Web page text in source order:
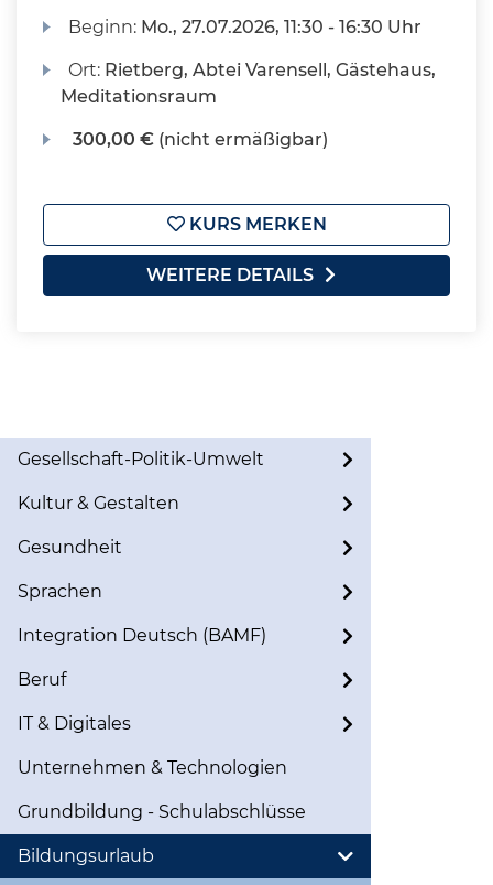
Beginn: Mo., 27.07.2026, 11:30 - 16:30 Uhr
Ort: Rietberg, Abtei Varensell, Gästehaus,
Meditationsraum
300,00 € (nicht ermäßigbar)
KURS MERKEN
WEITERE DETAILS
Gesellschaft-Politik-Umwelt
Kultur & Gestalten
Gesundheit
Sprachen
Integration Deutsch (BAMF)
Beruf
IT & Digitales
Unternehmen & Technologien
Grundbildung - Schulabschlüsse
Bildungsurlaub